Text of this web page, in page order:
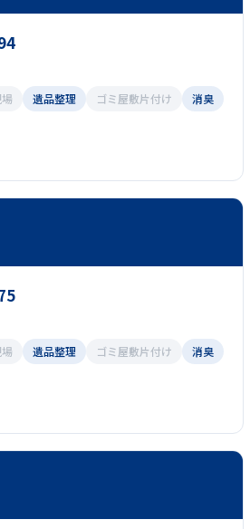
遺品整理 ゴミ屋敷片付け
消臭
遺品整理 ゴミ屋敷片付け
消臭